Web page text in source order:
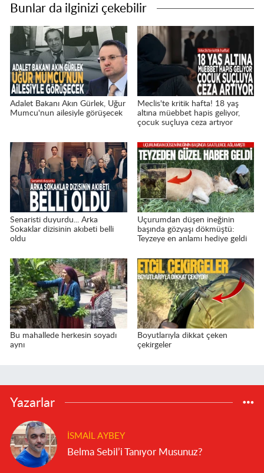
Bunlar da ilginizi çekebilir
Adalet Bakanı Akın Gürlek, Uğur
Mumcu'nun ailesiyle görüşecek
Meclis'te kritik hafta! 18 yaş
altına müebbet hapis geliyor,
çocuk suçluya ceza artıyor
Senaristi duyurdu... Arka
Sokaklar dizisinin akıbeti belli
oldu
Uçurumdan düşen ineğinin
başında gözyaşı dökmüştü:
Teyzeye en anlamı hediye geldi
Bu mahallede herkesin soyadı
aynı
Boyutlarıyla dikkat çeken
çekirgeler
Yazarlar
İSMAIL AYBEY
Belma Sebil’i Tanıyor Musunuz?